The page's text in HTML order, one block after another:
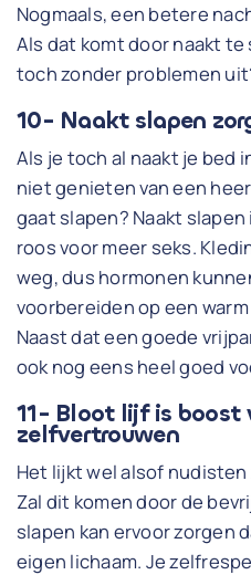
Nogmaals, een betere
Als dat komt door naakt te
toch zonder problemen
10- Naakt slapen
Als je toch al naakt je bed
niet genieten van een
gaat slapen? Naakt
roos voor meer seks.
weg, dus hormonen
voorbereiden op een
Naast dat een goede
ook nog eens heel goed
11- Bloot lijf is boost
zelfvertrouwen
Het lijkt wel alsof
Zal dit komen door de
slapen kan ervoor zorgen
eigen lichaam. Je